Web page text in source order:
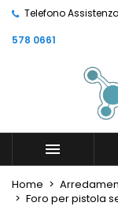
Telefono
578 0661

Home
Foro per pistola